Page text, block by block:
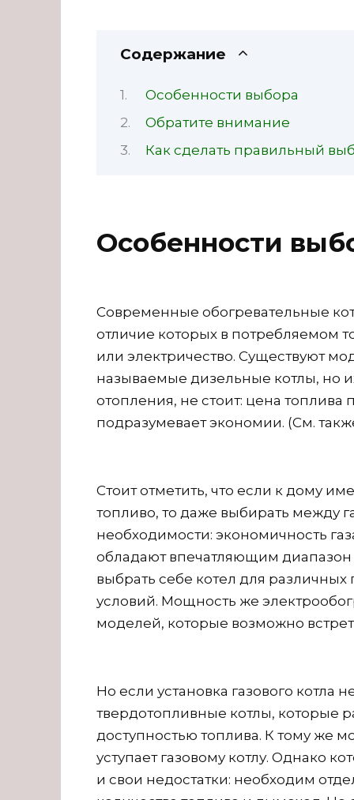
Содержание
Особенности выбора
Обратите внимание
Как сделать правильный
Особенности
Современные обогревательные
отличие которых в потребляемом
или электричество. Существуют
называемые дизельные котлы, но
отопления, не стоит: цена
подразумевает экономии. (См.
Стоит отметить, что если к дому
топливо, то даже выбирать между
необходимости: экономичность
обладают впечатляющим
выбрать себе котел для
условий. Мощность же
моделей, которые возможно
Но если установка газового котла
твердотопливные котлы, которые
доступностью топлива. К тому же
уступает газовому котлу. Однако
и свои недостатки: необходим